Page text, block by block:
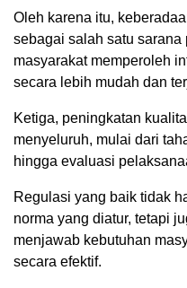
Oleh karena itu,
sebagai salah satu sarana
masyarakat memperoleh
secara lebih mudah dan
‎Ketiga, peningkatan
menyeluruh, mulai dari
hingga evaluasi
Regulasi yang baik tidak
norma yang diatur, tetapi
menjawab kebutuhan
secara efektif.